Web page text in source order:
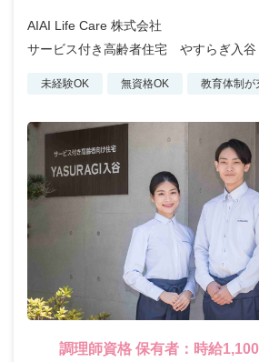
AIAI Life Care 株式会社
サービス付き高齢者住宅 やすらぎ入谷
未経験OK 無資格OK 教育体制が
調理師資格 保有者：時給